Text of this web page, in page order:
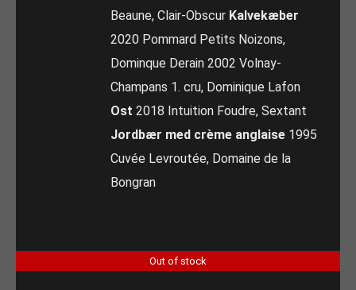
Beaune, Clair-Obscur Kalvekæber
2020 Pommard Petits Noizons,
Dominque Derain 2002 Volnay-
Champans 1. cru, Dominique Lafon
Ost 2018 Intuition Foudre, Sextant
Jordbær med crème anglaise 1995
Cuvée Levroutée, Domaine de la
Bongran
Out of stock